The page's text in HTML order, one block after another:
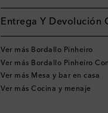
Entrega Y Devolución
Ver más Bordallo Pinheiro
Ver más Bordallo Pinheiro
Ver más Mesa y bar en casa
Ver más Cocina y menaje